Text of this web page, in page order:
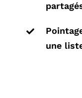

une